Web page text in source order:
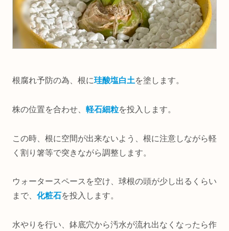
根腐れ予防の為、根に珪酸塩白土を塗します。
株の位置を合わせ、 軽石細粒を投入します。
この時、根に空間が出来ないよう、根に注意しながら軽
く割り箸等で突きながら調整します。
ウォータースペースを空け、球根の頭が少し出るくらい
まで、 化粧石を投入します。
水やりを行い、鉢底穴から汚水が流れ出なくなったら作